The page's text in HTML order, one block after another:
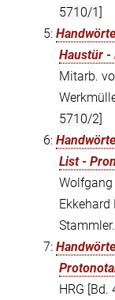
5710/1]
5:
Haustür -
Mitarb.
5710/2]
6:
List -
Wolfgang
7:
HRG